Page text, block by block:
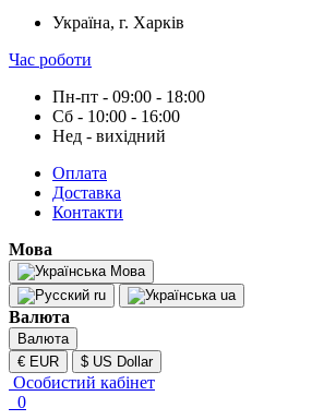
Україна, г. Харків
Час роботи
Пн-пт - 09:00 - 18:00
Сб - 10:00 - 16:00
Нед - вихідний
Оплата
Доставка
Контакти
Мова
Мова
ru
ua
Валюта
Валюта
€ EUR
$ US Dollar
Особистий кабінет
0